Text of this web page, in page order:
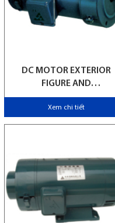
DC MOTOR EXTERIOR
FIGURE AND
SPECIFICATIONS TABLE
Xem chi tiết